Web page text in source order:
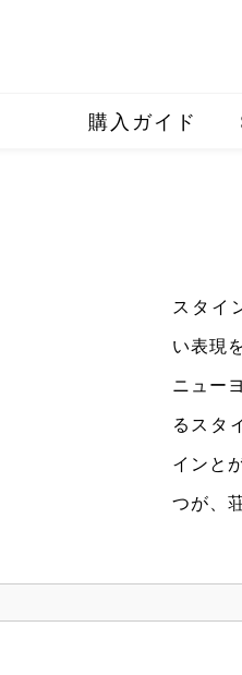
購入ガイド
スタイ
い表現
ニュー
るスタ
インと
つが、